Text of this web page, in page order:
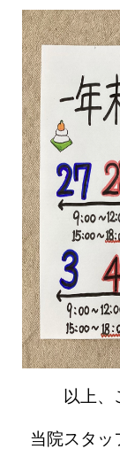
以上、
当院スタッ